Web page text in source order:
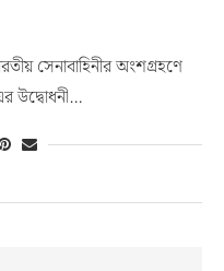
সেনাবাহিনীর অংশগ্রহণে
উদ্বোধনী…